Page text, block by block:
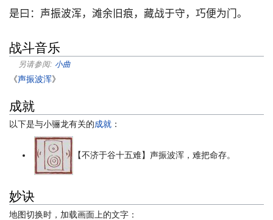
是曰：声振波浑，滩余旧痕，藏战于守，巧便为门。
战斗音乐
另请参阅: 小曲
《声振波浑》
成就
以下是与小骊龙有关的成就 ：
【不济于谷十五难】声振波浑，难把命存。
妙诀
地图切换时，加载画面上的文字：